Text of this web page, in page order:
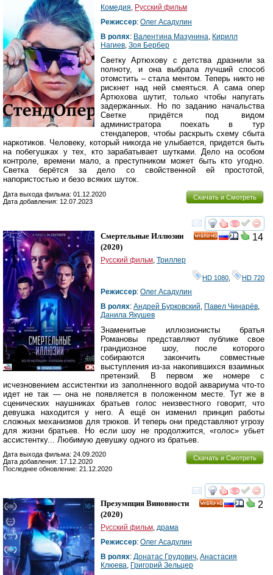
Комедия, Русский фильм
Режиссер: Олег Асадулин
В ролях: Валентина Мазунина, Кирилл
Нагиев, Зоя Бербер
Светку Артюхову с детства дразнили за
полноту, и она выбрала лучший способ
отомстить – стала ментом. Теперь никто не
рискнет над ней смеяться. А сама опер
Артюхова шутит, только чтобы напугать
задержанных. Но по заданию начальства
Светке придётся под видом
администратора поехать в тур
стендаперов, чтобы раскрыть схему сбыта
наркотиков. Человеку, который никогда не улыбается, придется быть
на побегушках у тех, кто зарабатывает шутками. Дело на особом
контроле, времени мало, а преступником может быть кто угодно.
Светка берётся за дело со свойственной ей простотой,
напористостью и безо всяких шуток.
Скачать и Смотреть
Дата выхода фильма: 01.12.2020
Дата добавления: 12.07.2023
смотреть
14
Смертельные Иллюзии
(2020)
Русский фильм Триллер
HD 1080 HD 720
Режиссер: Олег Асадулин
В ролях: Андрей Бурковский Павел Чинарёв
Данила Якушев
Знаменитые иллюзионисты братья
Романовы представляют публике свое
грандиозное шоу, после которого
собираются закончить совместные
выступления из-за накопившихся взаимных
претензий. В первом же номере с
исчезновением ассистентки из заполненного водой аквариума что-то
идет не так — она не появляется в положенном месте. Тут же в
сценических наушниках братьев голос неизвестного говорит, что
девушка находится у него. А ещё он изменил принцип работы
сложных механизмов для трюков. И теперь они представляют угрозу
для жизни братьев. Но если шоу не продолжится, «голос» убьет
ассистентку... Любимую девушку одного из братьев.
Скачать и Смотреть
Дата выхода фильма: 24.09.2020
Дата добавления: 17.12.2020
Последнее обновление: 21.12.2020
смотреть
2
Презумпция Виновности
(2020)
Русский фильм, драма
Режиссер: Олег Асадулин
В ролях: Донатас Грудович, Анастасия
Клюева, Григорий Зельцер